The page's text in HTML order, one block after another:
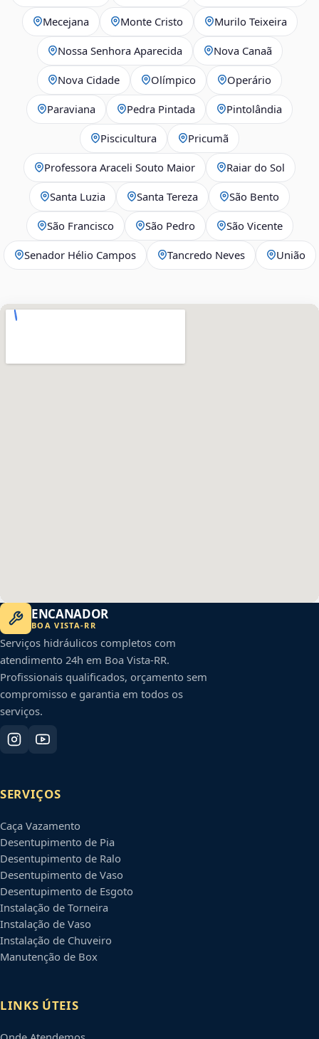
Mecejana Monte Cristo Murilo Teixeira
Nossa Senhora Aparecida Nova Canaã
Nova Cidade Olímpico Operário
Paraviana Pedra Pintada Pintolândia
Piscicultura Pricumã
Professora Araceli Souto Maior Raiar do Sol
Santa Luzia Santa Tereza São Bento
São Francisco São Pedro São Vicente
Senador Hélio Campos Tancredo Neves União
ENCANADOR
BOA VISTA-RR
Serviços hidráulicos completos com
atendimento 24h em Boa Vista-RR.
Profissionais qualificados, orçamento sem
compromisso e garantia em todos os
serviços.
SERVIÇOS
Caça Vazamento
Desentupimento de Pia
Desentupimento de Ralo
Desentupimento de Vaso
Desentupimento de Esgoto
Instalação de Torneira
Instalação de Vaso
Instalação de Chuveiro
Manutenção de Box
LINKS ÚTEIS